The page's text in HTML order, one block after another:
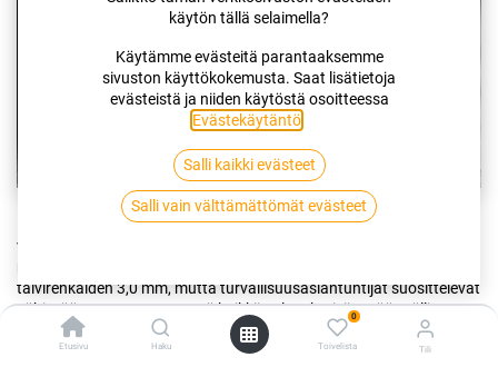
Etusivu Haku
0
Toivelista Tili
Renkaiden kulutuspinta on auton tärkein turvallisuustekijä, joka
vaikuttaa suoraan jarrutusmatkaan ja hallittavuuteen. Suomen lain
talvirenkaiden 3,0 mm, mutta turvallisuusasiantuntijat suosittelevat
vähintään 4 mm urasyvyyttä kaikkiin olosuhteisiin. Säännöllinen
tarkastus ja laadukkaat
renkaat takaavat mielenrauhan
vaihtelevissa pohjoismaisissa sääolosuhteissa.
käytön tällä selaimella?
Käytämme evästeitä parantaaksemme
sivuston käyttökokemusta. Saat lisätietoja
evästeistä ja niiden käytöstä osoitteessa
Evästekäytäntö
Salli kaikki evästeet
Salli vain välttämättömät evästeet